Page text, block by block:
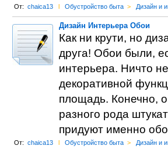
От: chaica13 l Обустройство быта > Дизайн и
Дизайн Интерьера Обои
Как ни крути, но
друга! Обои были,
интерьера. Ничто
декоративной
площадь. Конечно,
разного рода
придуют именно
От: chaica13 l Обустройство быта > Дизайн и